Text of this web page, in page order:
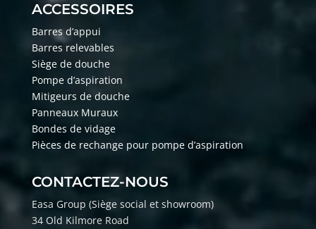
ACCESSOIRES
Barres d’appui
Barres relevables
Siège de douche
Pompe d’aspiration
Mitigeurs de douche
Panneaux Muraux
Bondes de vidage
Pièces de rechange pour pompe d’aspiration
CONTACTEZ-NOUS
Easa Group (Siège social et showroom)
34 Old Kilmore Road